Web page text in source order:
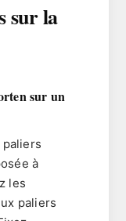
sur la
sur un
à
les
paliers